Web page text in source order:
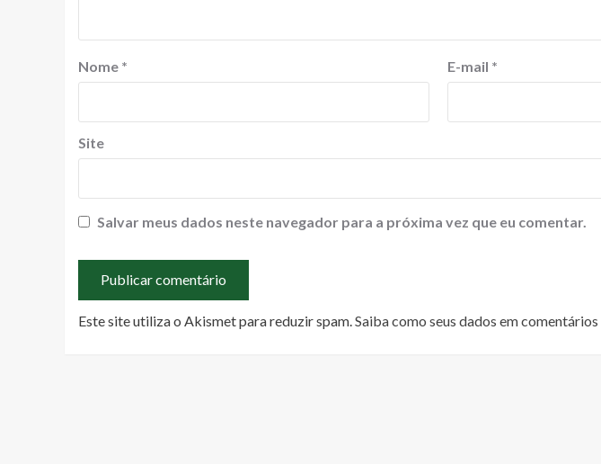
Nome * E-mail *
Site
Salvar meus dados neste navegador para a próxima vez que eu comentar.
Este site utiliza o Akismet para reduzir spam. Saiba como seus dados em